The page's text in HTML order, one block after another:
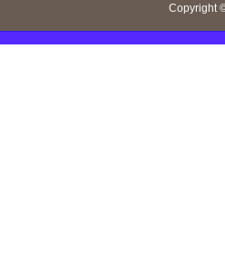
Copyright